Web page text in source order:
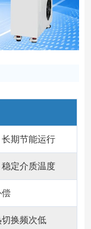
期节能运行
定介质温度
偿
换频次低